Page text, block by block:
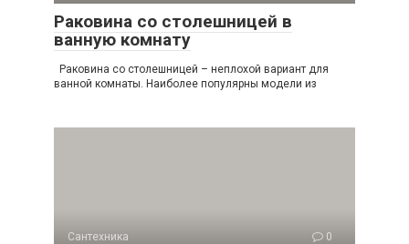
Раковина со столешницей в
ванную комнату
Раковина со столешницей – неплохой вариант для
ванной комнаты. Наиболее популярны модели из
Сантехника 0